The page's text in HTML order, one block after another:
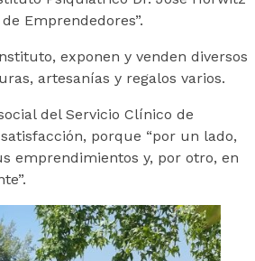
Emprendedores”.
exponen y venden diversos
artesanías y regalos varios.
del Servicio Clínico de
porque “por un lado,
emprendimientos y, por otro, en